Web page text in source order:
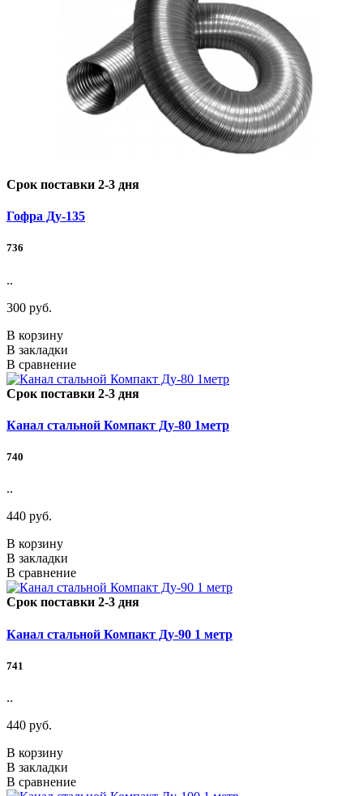
Срок поставки 2-3 дня
Гофра Ду-135
736
..
300 руб.
В корзину
В закладки
В сравнение
Срок поставки 2-3 дня
Канал стальной Компакт Ду-80 1метр
740
..
440 руб.
В корзину
В закладки
В сравнение
Срок поставки 2-3 дня
Канал стальной Компакт Ду-90 1 метр
741
..
440 руб.
В корзину
В закладки
В сравнение